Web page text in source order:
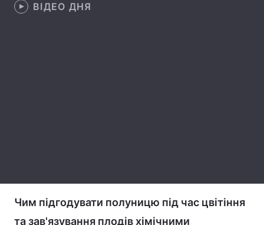
ВІДЕО ДНЯ
Чим підгодувати полуницю під час цвітіння
та зав'язування плодів хімічними